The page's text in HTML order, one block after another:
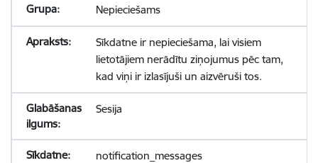
Nepieciešams
Sīkdatne ir nepieciešama, lai visiem
lietotājiem nerādītu ziņojumus pēc tam,
kad viņi ir izlasījuši un aizvēruši tos.
Sesija
notification_messages